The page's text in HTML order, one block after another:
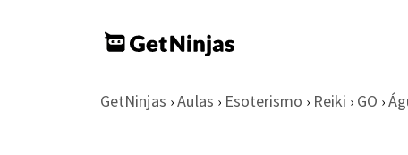
GetNinjas › Aulas › Esoterismo › Reiki › GO ›